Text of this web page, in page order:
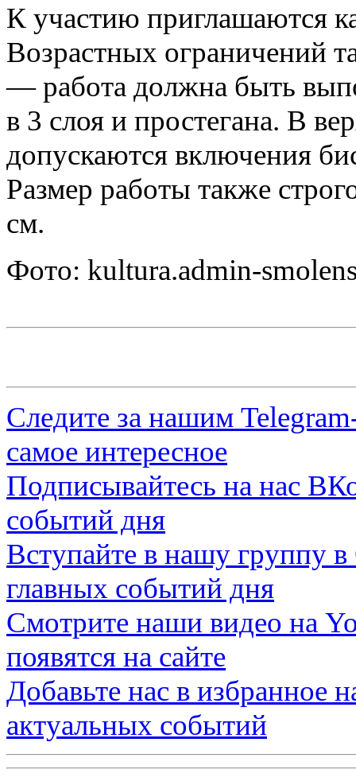
К участию приглашаются
Возрастных ограничений
— работа должна быть
в 3 слоя и простегана. В
допускаются включения
Размер работы также
см.
Фото: kultura.admin-
Следите за нашим
самое интересное
Подписывайтесь на нас
событий дня
Вступайте в нашу группу в
главных событий дня
Смотрите наши видео на
появятся на сайте
Добавьте нас в избранное
актуальных событий